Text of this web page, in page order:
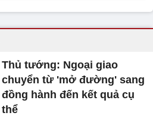
Thủ tướng: Ngoại giao
chuyển từ 'mở đường' sang
đồng hành đến kết quả cụ
thể